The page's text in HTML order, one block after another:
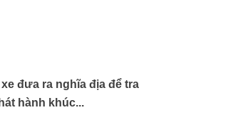
đưa ra nghĩa địa để tra
hành khúc...